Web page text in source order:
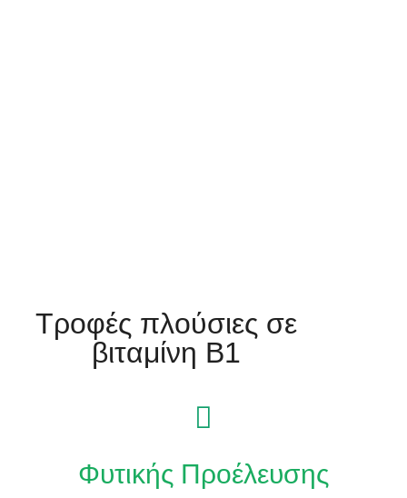
Τροφές πλούσιες σε
βιταμίνη Β1
Φυτικής Προέλευσης